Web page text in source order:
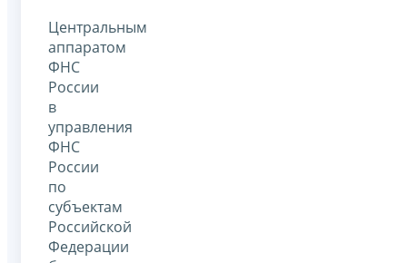
Центральным
аппаратом
ФНС
России
в
управления
ФНС
России
по
субъектам
Российской
Федерации